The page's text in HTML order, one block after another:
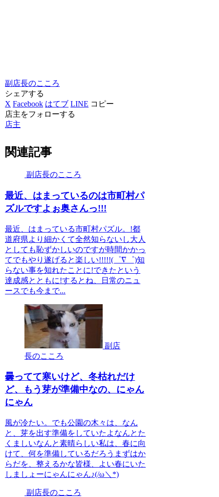
副店長のこころ
シェアする
X Facebook はてブ LINE コピー
店主をフォローする
店主
関連記事
副店長のこころ
最近、はまっているのは市町村パ
ズルですよぉ奥さんっ!!!
最近、はまっている市町村パズル。!都
道府県より細かくて全然知らないし大人
としても恥ずかしいのですが時間かかっ
てでもやり遂げると楽しい!!!!!(゜∇゜)知
らない事を知れたことに!できたという
達成感とともに!するとね、日常のニュ
ースでも今まで...
副店
長のこころ
曇ってて寒いけど、冬枯れだけ
ど、もう芽が準備中なの、にゃん
にゃん
風が冷たい。でも公園の木々は、なん
と、芽を出す準備をしていたよなんとた
くましいなんと素晴らしい私は、春に向
けて、何を準備しているだろうまずはか
らだを、整えるかな皆様、よい春にいた
しましょーにゃんにゃん♪(/ω＼*)
副店長のこころ